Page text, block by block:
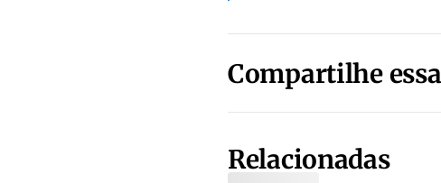
Compartilhe
Relacionadas